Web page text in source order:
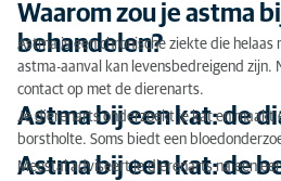
Waarom zou je astma
behandelen?
Astma is een chronische ziekte die helaas
astma-aanval kan levensbedreigend zijn.
contact op met de dierenarts.
Astma bij een kat: de
Je dierenarts onderzoekt je kat en maakt
borstholte. Soms biedt een
Astma bij een kat: de
Meestal adviseert je dierenarts na een